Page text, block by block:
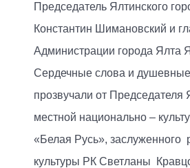
Председатель Ялтинского
Константин Шимановский и
Администрации города Ялта
Сердечные слова и
прозвучали от Председателя
местной национально –
«Белая Русь», заслуженного
культуры РК Светланы